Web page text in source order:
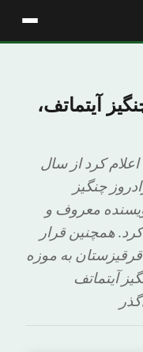
آیتماتف،
کرد از سال
چنگیز
معروف‌ و
همچنین قرار
به موزه
آیتماتف